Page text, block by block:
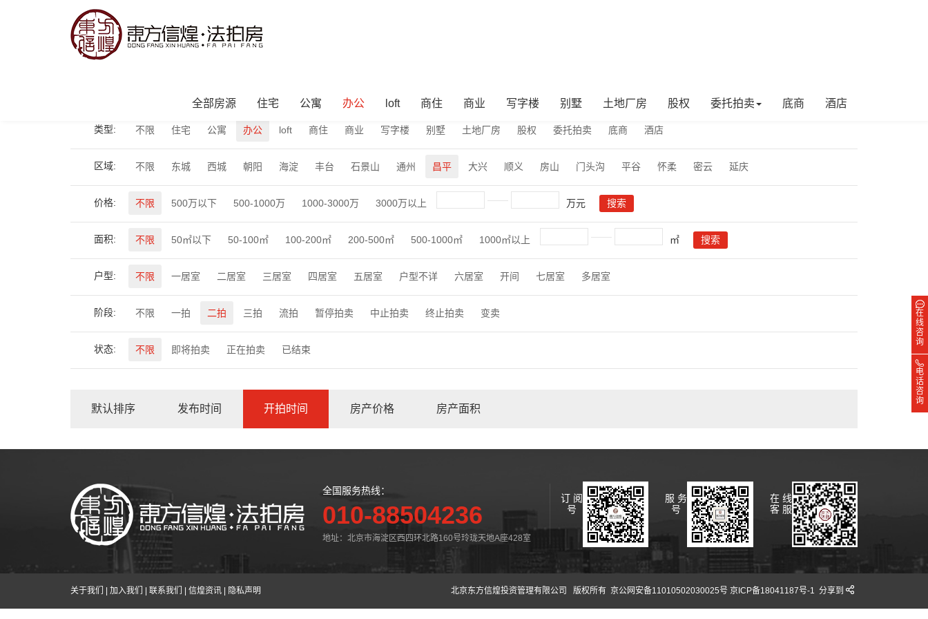
全部房源 住宅 公寓 办公 loft 商住 商业 写字楼 别墅 土地厂房 股权 委托拍卖 底商 酒店
类型: 不限 住宅 公寓 办公 loft 商住 商业 写字楼 别墅 土地厂房 股权 委托拍卖 底商 酒店
区域: 不限 东城 西城 朝阳 海淀 丰台 石景山 通州 昌平 大兴 顺义 房山 门头沟 平谷 怀柔 密云 延庆
价格: 不限 500万以下 500-1000万 1000-3000万 3000万以上 万元
面积: 不限 50㎡以下 50-100㎡ 100-200㎡ 200-500㎡ 500-1000㎡ 1000㎡以上 ㎡
户型: 不限 一居室 二居室 三居室 四居室 五居室 户型不详 六居室 开间 七居室 多居室
阶段: 不限 一拍 二拍 三拍 流拍 暂停拍卖 中止拍卖 终止拍卖 变卖
状态: 不限 即将拍卖 正在拍卖 已结束
默认排序 发布时间 开拍时间 房产价格 房产面积
全国服务热线：
010-88504236
地址：北京市海淀区西四环北路160号玲珑天地A座428室
订 阅
号
服 务
号
在 线
客 服
关于我们 加入我们 联系我们 信煌资讯 隐私声明 北京东方信煌投资管理有限公司 版权所有 京公网安备11010502030025号 京ICP备18041187号-1 分享到
在
线
咨
询
电
话
咨
询